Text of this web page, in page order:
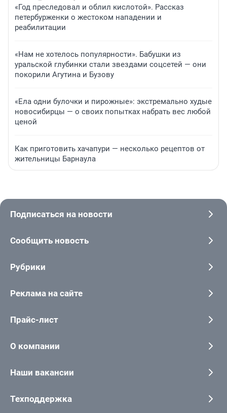
«Год преследовал и облил кислотой». Рассказ
петербурженки о жестоком нападении и
реабилитации
«Нам не хотелось популярности». Бабушки из
уральской глубинки стали звездами соцсетей — они
покорили Агутина и Бузову
«Ела одни булочки и пирожные»: экстремально худые
новосибирцы — о своих попытках набрать вес любой
ценой
Как приготовить хачапури — несколько рецептов от
жительницы Барнаула
Подписаться на новости
Сообщить новость
Рубрики
Реклама на сайте
Прайс-лист
О компании
Наши вакансии
Техподдержка